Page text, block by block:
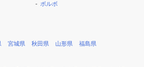
ボルボ
宮城県 秋田県 山形県 福島県